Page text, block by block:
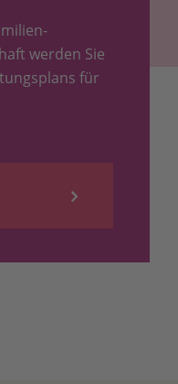
werden Sie
für